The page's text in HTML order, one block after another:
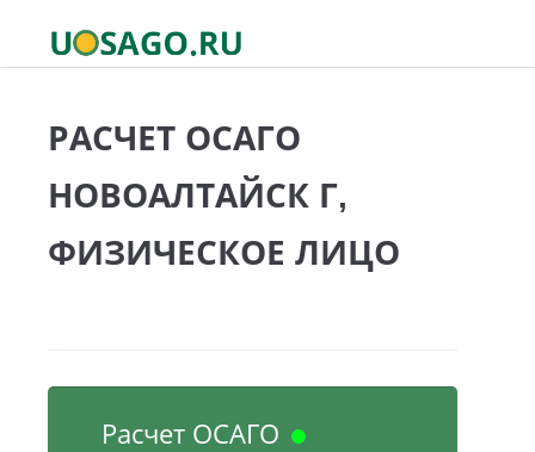
РАСЧЕТ ОСАГО
НОВОАЛТАЙСК Г,
ФИЗИЧЕСКОЕ ЛИЦО
Расчет ОСАГО